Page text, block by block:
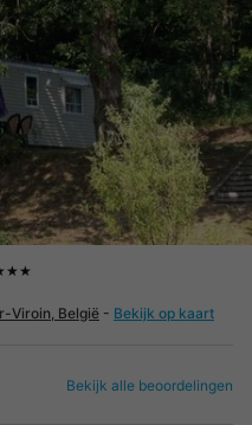
Viroin, België - Bekijk op kaart
Bekijk alle beoordelingen